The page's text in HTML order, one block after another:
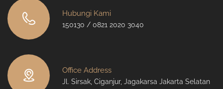
Hubungi Kami
150130 / 0821 2020 3040
Office Address
Jl. Sirsak, Ciganjur, Jagakarsa Jakarta Selatan